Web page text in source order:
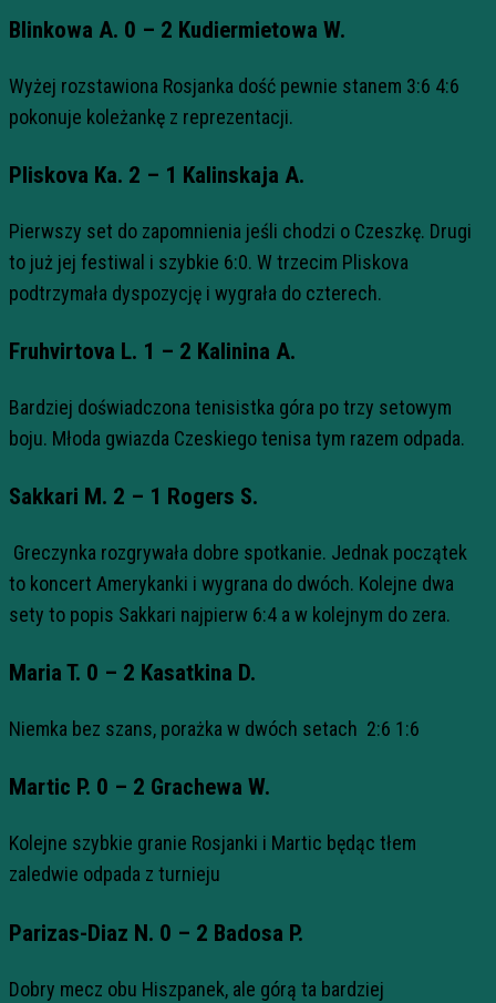
Blinkowa A. 0 – 2 Kudiermietowa W.
Wyżej rozstawiona Rosjanka dość pewnie stanem 3:6 4:6
pokonuje koleżankę z reprezentacji.
Pliskova Ka. 2 – 1 Kalinskaja A.
Pierwszy set do zapomnienia jeśli chodzi o Czeszkę. Drugi
to już jej festiwal i szybkie 6:0. W trzecim Pliskova
podtrzymała dyspozycję i wygrała do czterech.
Fruhvirtova L. 1 – 2 Kalinina A.
Bardziej doświadczona tenisistka góra po trzy setowym
boju. Młoda gwiazda Czeskiego tenisa tym razem odpada.
Sakkari M. 2 – 1 Rogers S.
Greczynka rozgrywała dobre spotkanie. Jednak początek
to koncert Amerykanki i wygrana do dwóch. Kolejne dwa
sety to popis Sakkari najpierw 6:4 a w kolejnym do zera.
Maria T. 0 – 2 Kasatkina D.
Niemka bez szans, porażka w dwóch setach 2:6 1:6
Martic P. 0 – 2 Grachewa W.
Kolejne szybkie granie Rosjanki i Martic będąc tłem
zaledwie odpada z turnieju
Parizas-Diaz N. 0 – 2 Badosa P.
Dobry mecz obu Hiszpanek, ale górą ta bardziej